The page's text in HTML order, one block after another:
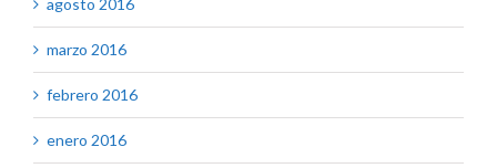
marzo 2016
febrero 2016
enero 2016